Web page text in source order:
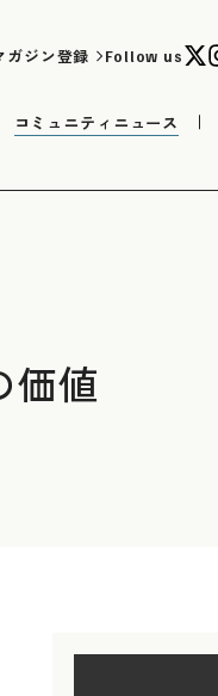
ガジン登録 Follow us
コミュニティニュース
価値